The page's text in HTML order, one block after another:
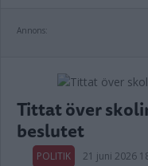
Annons:
Tittat över
beslutet
POLITIK 21 juni 2026